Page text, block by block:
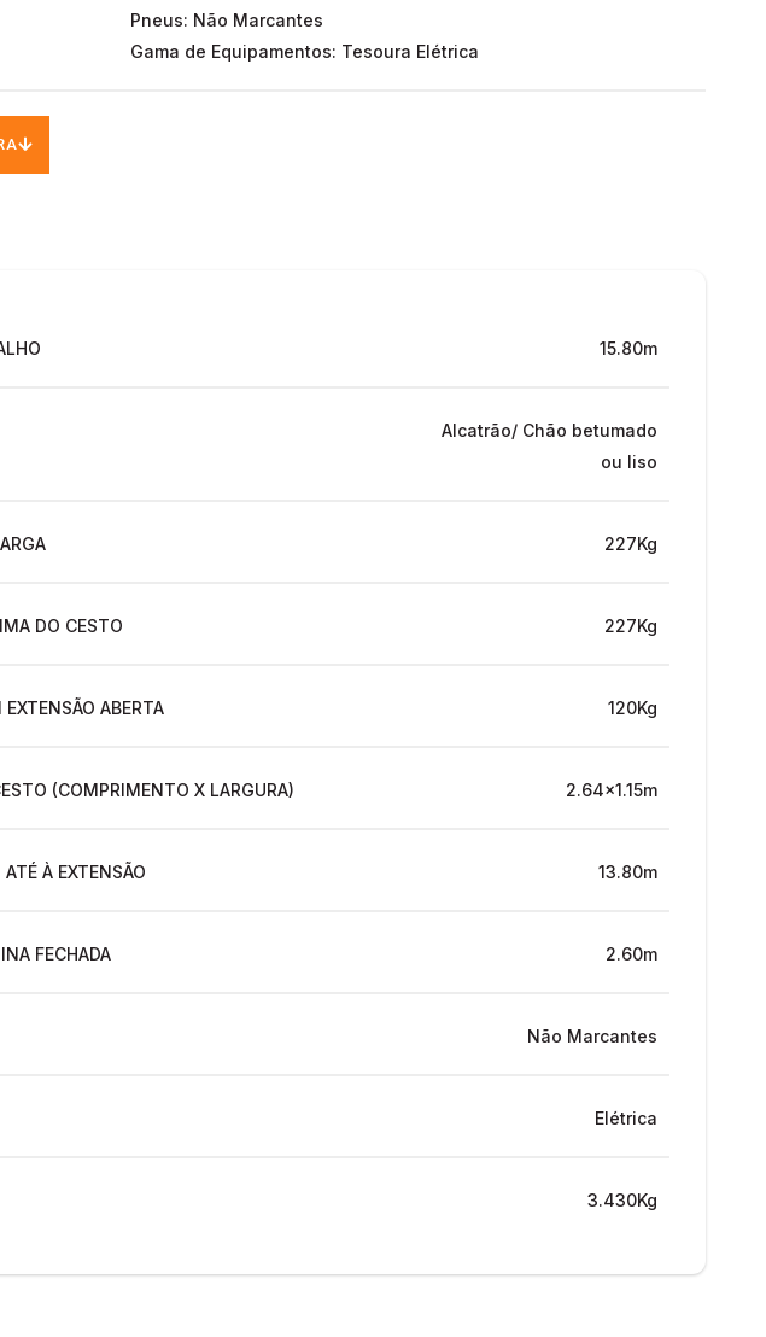
Pneus: Não Marcantes
Gama de Equipamentos: Tesoura Elétrica
15.80m
Alcatrão/ Chão betumado
ou liso
227Kg
DO CESTO 227Kg
EXTENSÃO ABERTA 120Kg
(COMPRIMENTO X LARGURA) 2.64x1.15m
À EXTENSÃO 13.80m
FECHADA 2.60m
Não Marcantes
Elétrica
3.430Kg